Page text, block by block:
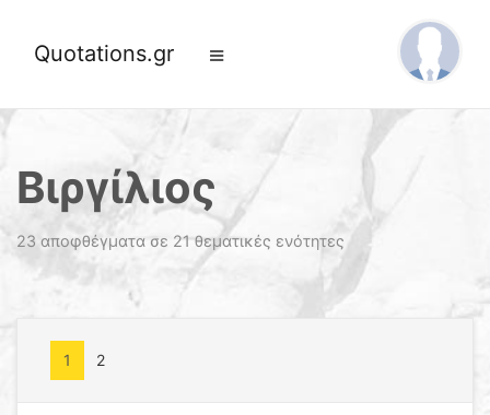
Quotations.gr
Βιργίλιος
23 αποφθέγματα σε 21 θεματικές ενότητες
1 2